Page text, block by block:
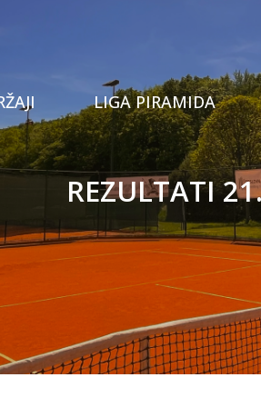
Tenis
Prostor za proslave
Stolni tenis
Privatna teretana
LIGA PIRAMIDA
REZULTATI